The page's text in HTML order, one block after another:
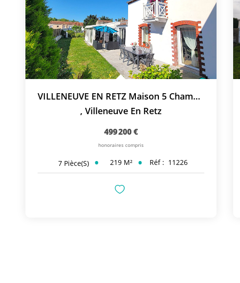
VILLENEUVE EN RETZ Maison 5 Chambres
, Villeneuve En Retz
499 200 €
honoraires compris
7 Pièce(s) 219 M² Réf : 11226